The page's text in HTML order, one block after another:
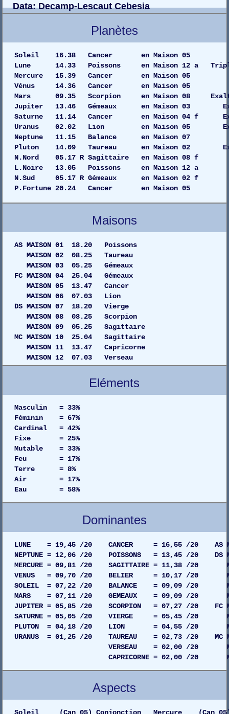
Data: Decamp-Lescaut Cebesia
Planètes
Soleil 16.38 Cancer en
Lune 14.33 Poissons en Maison 12 a
Mercure 15.39 Cancer en
Vénus 14.36 Cancer en
Mars 09.35 Scorpion en Maison 08
Jupiter 13.46 Gémeaux en Maison
Saturne 11.14 Cancer en Maison 04
Uranus 02.02 Lion en Maison 05
Neptune 11.15 Balance en
Pluton 14.09 Taureau en Maison 02
N.Nord 05.17 R Sagittaire en Maison 08 f
L.Noire 13.05 Poissons en Maison 12 a
N.Sud 05.17 R Gémeaux en Maison 02 f
P.Fortune 20.24 Cancer en Maison 05
Maisons
AS MAISON 01 18.20 Poissons
MAISON 02 08.25 Taureau
MAISON 03 05.25 Gémeaux
FC MAISON 04 25.04 Gémeaux
MAISON 05 13.47 Cancer
MAISON 06 07.03 Lion
DS MAISON 07 18.20 Vierge
MAISON 08 08.25 Scorpion
MAISON 09 05.25 Sagittaire
MC MAISON 10 25.04 Sagittaire
MAISON 11 13.47 Capricorne
MAISON 12 07.03 Verseau
Eléments
Masculin = 33%
Féminin = 67%
Cardinal = 42%
Fixe = 25%
Mutable = 33%
Feu = 17%
Terre = 8%
Air = 17%
Eau = 58%
Dominantes
LUNE = 19,45 /20 CANCER = 16,55 /20 AS
NEPTUNE = 12,06 /20 POISSONS = 13,45 /20 DS
MERCURE = 09,81 /20 SAGITTAIRE = 11,38 /20
VENUS = 09,70 /20 BELIER = 10,17 /20
SOLEIL = 07,22 /20 BALANCE = 09,09 /20
MARS = 07,11 /20 GEMEAUX = 09,09 /20
JUPITER = 05,85 /20 SCORPION = 07,27 /20 FC
SATURNE = 05,05 /20 VIERGE = 05,45 /20
PLUTON = 04,18 /20 LION = 04,55 /20
URANUS = 01,25 /20 TAUREAU = 02,73 /20 MC
VERSEAU = 02,00 /20 MAISON
CAPRICORNE = 02,00 /20
Aspects
Soleil (Can 05) Conjonction Mercure (Can